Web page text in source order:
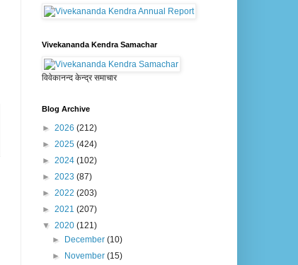
Vivekananda Kendra Samachar
विवेकानन्द केन्द्र समाचार
Blog Archive
► 2026 (212)
► 2025 (424)
► 2024 (102)
► 2023 (87)
► 2022 (203)
► 2021 (207)
▼ 2020 (121)
►
December(10)
►
November(15)